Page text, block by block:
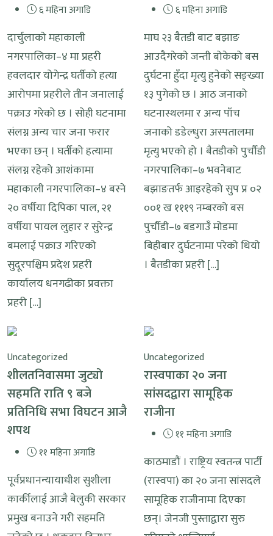
६ महिना अगाडि
दार्चुलाको महाकाली
नगरपालिका–४ मा प्रहरी
हवलदार योगेन्द्र घर्तीको हत्या
आरोपमा प्रहरीले तीन जनालाई
पक्राउ गरेको छ । सोही घटनामा
संलग्न अन्य चार जना फरार
भएका छन् । घर्तीको हत्यामा
संलग्न रहेको आशंकामा
महाकाली नगरपालिका–४ बस्ने
२० वर्षीया दिपिका पाल, २१
वर्षीया पायल लुहार र सुरेन्द्र
बमलाई पक्राउ गरिएको
सुदूरपश्चिम प्रदेश प्रहरी
कार्यालय धनगढीका प्रवक्ता
प्रहरी […]
६ महिना अगाडि
माघ २३ बैतडी बाट बझाङ
आउदैगरेकाे जन्ती बोकेको बस
दुर्घटना हुँदा मृत्यु हुनेको सङ्ख्या
१३ पुगेको छ । आठ जनाको
घटनास्थलमा र अन्य पाँच
जनाको डडेल्धुरा अस्पतालमा
मृत्यु भएको हो । बैतडीको पुर्चौडी
नगरपालिका–७ भवनेबाट
बझाङतर्फ आइरहेको सुप प्र ०२
००१ ख १११९ नम्बरको बस
पुर्चौडी–७ बडगाउँ मोडमा
बिहीबार दुर्घटनामा परेको थियो
। बैतडीका प्रहरी […]
Uncategorized
शीलतनिवासमा जुट्यो
सहमति राति ९ बजे
प्रतिनिधि सभा विघटन आजै
शपथ
११ महिना अगाडि
पूर्वप्रधानन्यायाधीश सुशीला
कार्कीलाई आजै बेलुकी सरकार
प्रमुख बनाउने गरी सहमति
Uncategorized
रास्वपाका २० जना
सांसदद्वारा सामूहिक
राजीना
११ महिना अगाडि
काठमाडौं । राष्ट्रिय स्वतन्त्र पार्टी
(रास्वपा) का २० जना सांसदले
सामूहिक राजीनामा दिएका
छन्। जेनजी पुस्ताद्वारा सुरु